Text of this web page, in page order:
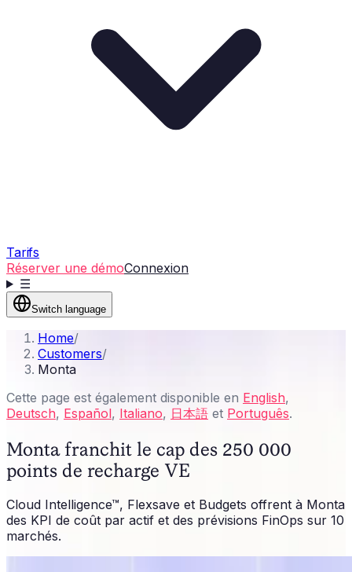
Tarifs
Réserver une démoConnexion
☰
Switch language
Home/
Customers/
Monta
Cette page est également disponible en English,
Deutsch, Español, Italiano, 日本語 et Português.
Monta franchit le cap des 250 000
points de recharge VE
Cloud Intelligence™, Flexsave et Budgets offrent à Monta
des KPI de coût par actif et des prévisions FinOps sur 10
marchés.